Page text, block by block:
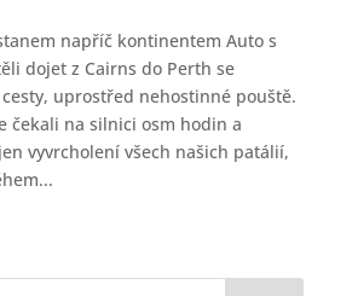
napříč kontinentem Auto s
dojet z Cairns do Perth se
uprostřed nehostinné pouště.
čekali na silnici osm hodin a
vyvrcholení všech našich patálií,